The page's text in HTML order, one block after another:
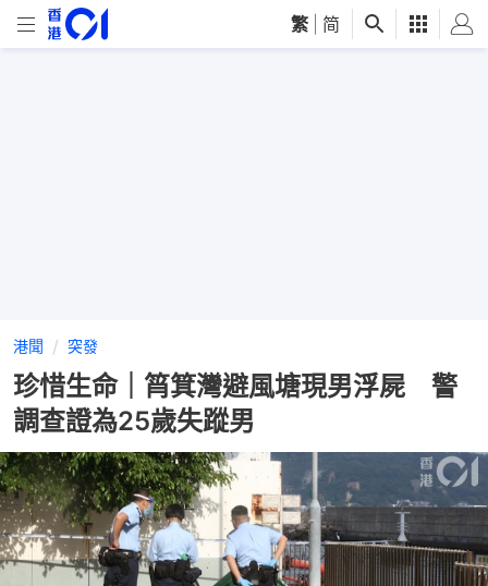
繁 简
港聞 突發
珍惜生命｜筲箕灣避風塘現男浮屍 警
調查證為25歲失蹤男